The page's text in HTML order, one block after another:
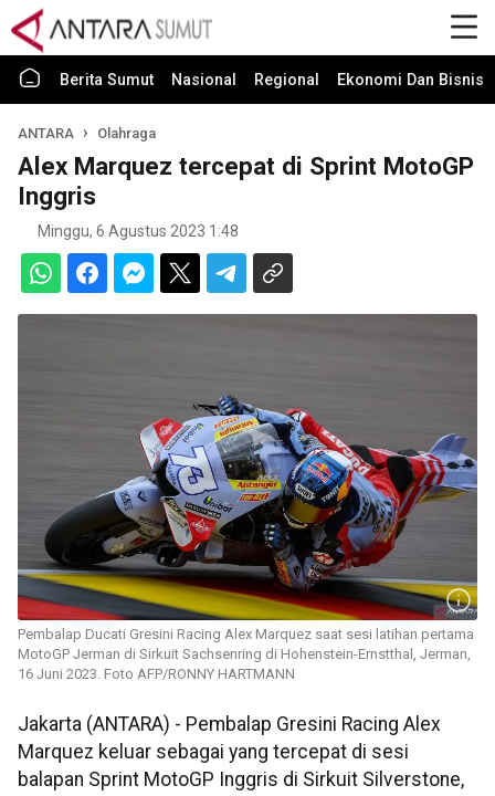
Berita Sumut Nasional Regional Ekonomi Dan Bisnis
ANTARA Olahraga
Alex Marquez tercepat di Sprint MotoGP
Inggris
Minggu, 6 Agustus 2023 1:48
Pembalap Ducati Gresini Racing Alex Marquez saat sesi latihan pertama
MotoGP Jerman di Sirkuit Sachsenring di Hohenstein-Ernstthal, Jerman,
16 Juni 2023. Foto AFP/RONNY HARTMANN
Jakarta (ANTARA) - Pembalap Gresini Racing Alex
Marquez keluar sebagai yang tercepat di sesi
balapan Sprint MotoGP Inggris di Sirkuit Silverstone,